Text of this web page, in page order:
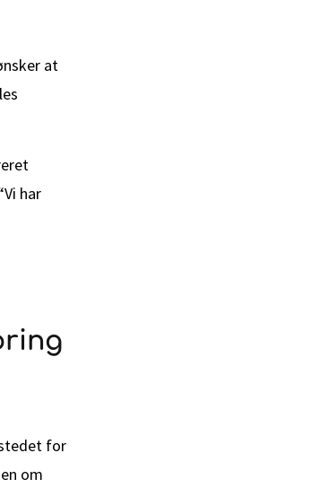
at
har
for
om